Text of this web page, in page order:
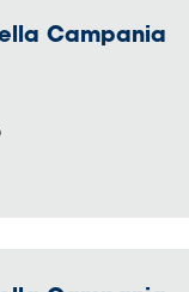
Campania